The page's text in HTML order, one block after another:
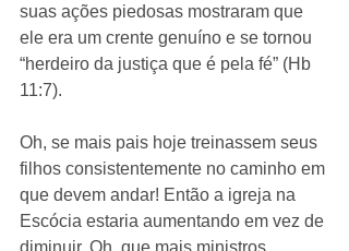
suas ações piedosas mostraram que
ele era um crente genuíno e se tornou
“herdeiro da justiça que é pela fé” (Hb
11:7).
Oh, se mais pais hoje treinassem seus
filhos consistentemente no caminho em
que devem andar! Então a igreja na
Escócia estaria aumentando em vez de
diminuir. Oh, que mais ministros